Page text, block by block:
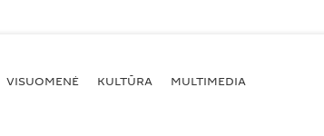
VISUOMENĖ KULTŪRA MULTIMEDIA